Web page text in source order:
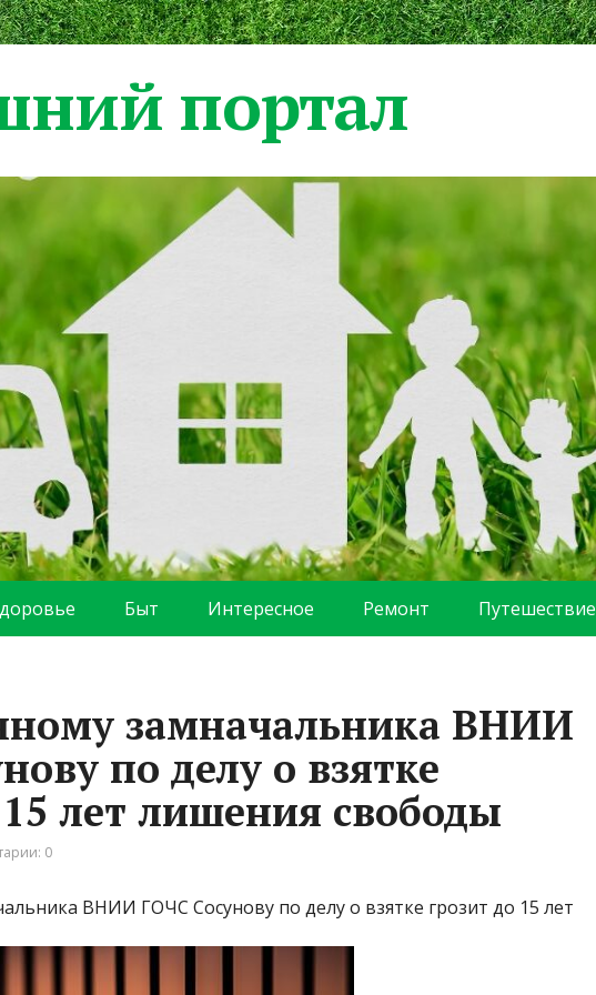
портал
Быт Интересное Ремонт Путешествие
замначальника ВНИИ
по делу о взятке
лет лишения свободы
0
ВНИИ ГОЧС Сосунову по делу о взятке грозит до 15 лет